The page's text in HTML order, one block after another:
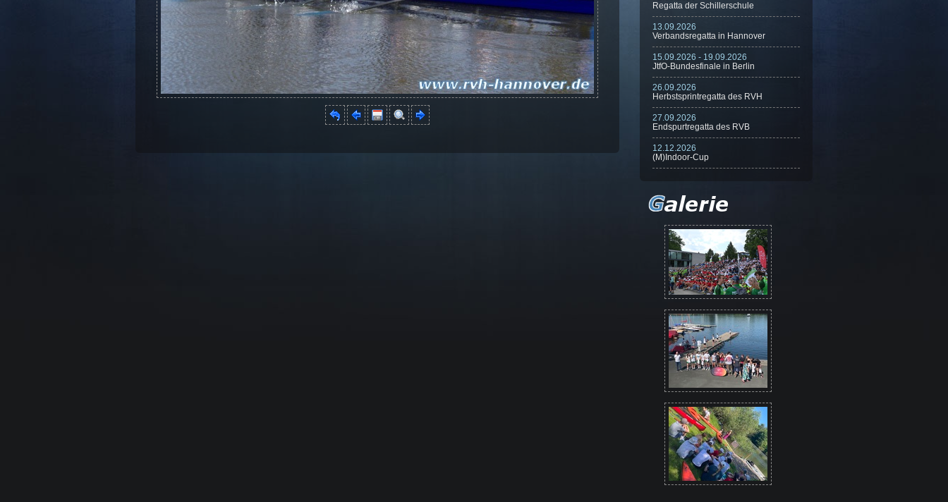
Regatta der Schillerschule
13.09.2026
Verbandsregatta in Hannover
15.09.2026 - 19.09.2026
JtfO-Bundesfinale in Berlin
26.09.2026
Herbstsprintregatta des RVH
27.09.2026
Endspurtregatta des RVB
12.12.2026
(M)Indoor-Cup